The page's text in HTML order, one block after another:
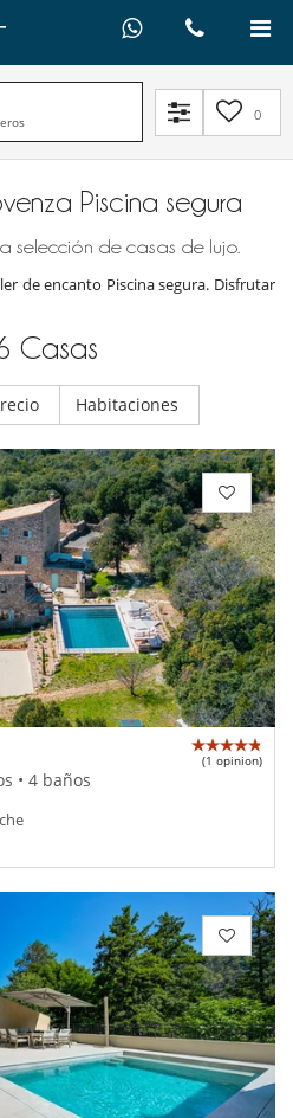
0
Piscina segura
selección de casas de lujo.
de encanto Piscina segura. Disfrutar
Casas
Habitaciones
(1 opinion)
• 4 baños